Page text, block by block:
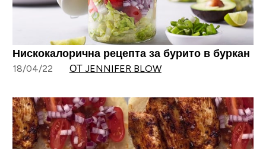
Нискокалорична рецепта за бурито в буркан
18/04/22 ОТ JENNIFER BLOW